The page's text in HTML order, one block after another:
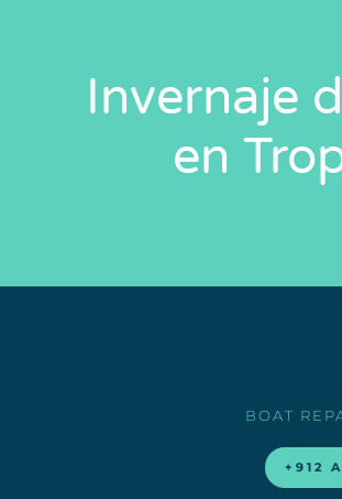
Invernaje
en
BOAT
+912